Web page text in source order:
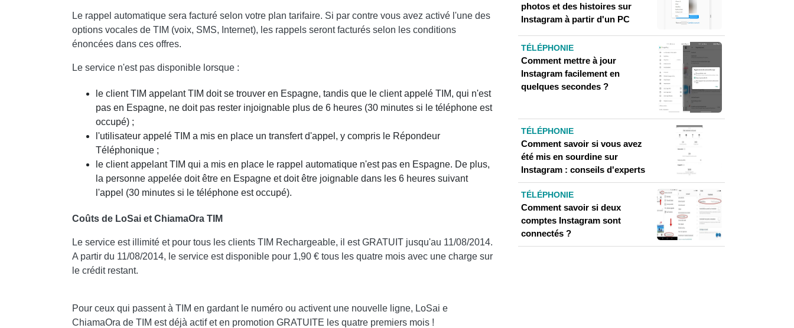
Le rappel automatique sera facturé selon votre plan tarifaire. Si par contre vous avez activé l'une des
options vocales de TIM (voix, SMS, Internet), les rappels seront facturés selon les conditions
énoncées dans ces offres.
Le service n'est pas disponible lorsque :
le client TIM appelant TIM doit se trouver en Espagne, tandis que le client appelé TIM, qui n'est
pas en Espagne, ne doit pas rester injoignable plus de 6 heures (30 minutes si le téléphone est
occupé) ;
l'utilisateur appelé TIM a mis en place un transfert d'appel, y compris le Répondeur
Téléphonique ;
le client appelant TIM qui a mis en place le rappel automatique n'est pas en Espagne. De plus,
la personne appelée doit être en Espagne et doit être joignable dans les 6 heures suivant
l'appel (30 minutes si le téléphone est occupé).
Coûts de LoSai et ChiamaOra TIM
Le service est illimité et pour tous les clients TIM Rechargeable, il est GRATUIT jusqu'au 11/08/2014.
A partir du 11/08/2014, le service est disponible pour 1,90 € tous les quatre mois avec une charge sur
le crédit restant.
Pour ceux qui passent à TIM en gardant le numéro ou activent une nouvelle ligne, LoSai e
ChiamaOra de TIM est déjà actif et en promotion GRATUITE les quatre premiers mois !
photos et des histoires sur
Instagram à partir d'un PC
TÉLÉPHONIE
Comment mettre à jour
Instagram facilement en
quelques secondes ?
TÉLÉPHONIE
Comment savoir si vous avez
été mis en sourdine sur
Instagram : conseils d'experts
TÉLÉPHONIE
Comment savoir si deux
comptes Instagram sont
connectés ?